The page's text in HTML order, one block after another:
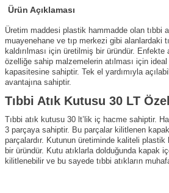
Ürün Açıklaması
Üretim maddesi plastik hammadde olan tıbbi
muayenehane ve tıp merkezi gibi alanlardaki
kaldırılması için üretilmiş bir üründür.
özelliğe sahip malzemelerin atılması için
kapasitesine sahiptir. Tek el yardımıyla
avantajına sahiptir.
Tıbbi Atık Kutusu 30 LT
Tıbbi atık kutusu 30 lt’lik iç hacme sahiptir.
3 parçaya sahiptir. Bu parçalar kilitlenen
parçalardır. Kutunun üretiminde kaliteli plastik
bir üründür. Kutu atıklarla dolduğunda kapak
kilitlenebilir ve bu sayede tıbbi atıkların